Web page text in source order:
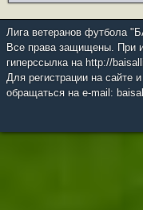
Лига ветеранов футбола
Все права защищены. При
гиперссылка на http://
Для регистрации на сайте
обращаться на e-mail: